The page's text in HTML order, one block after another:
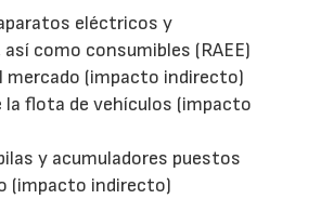
eléctricos y
como consumibles (RAEE)
mercado (impacto indirecto)
la flota de vehículos (impacto
y acumuladores puestos
(impacto indirecto)